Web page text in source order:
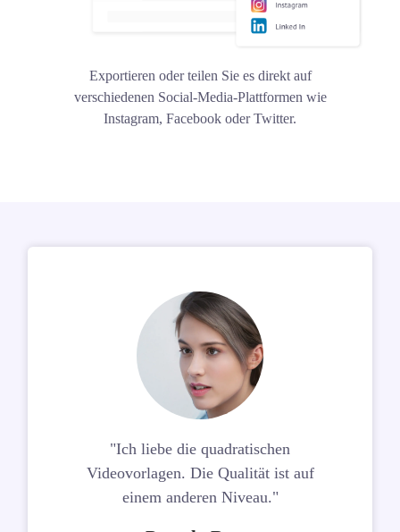
Exportieren oder teilen Sie es direkt auf
verschiedenen Social-Media-Plattformen wie
Instagram, Facebook oder Twitter.
"Ich liebe die quadratischen
Videovorlagen. Die Qualität ist auf
einem anderen Niveau."